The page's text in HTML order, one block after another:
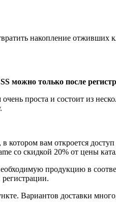
накопление
можно только после
проста и состоит из
вам откроется
со скидкой 20% от цены
продукцию в
Вариантов доставки